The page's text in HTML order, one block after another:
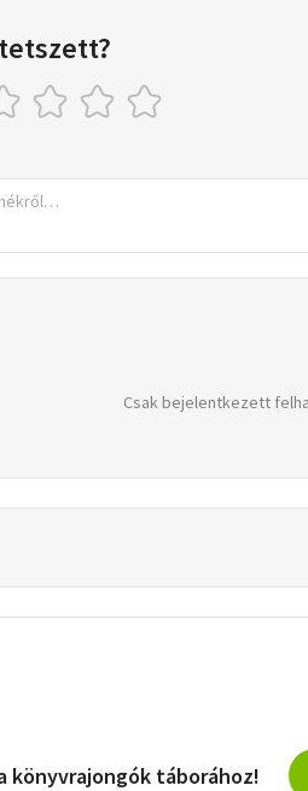
Csak bejelentkezett
könyvrajongók táborához!